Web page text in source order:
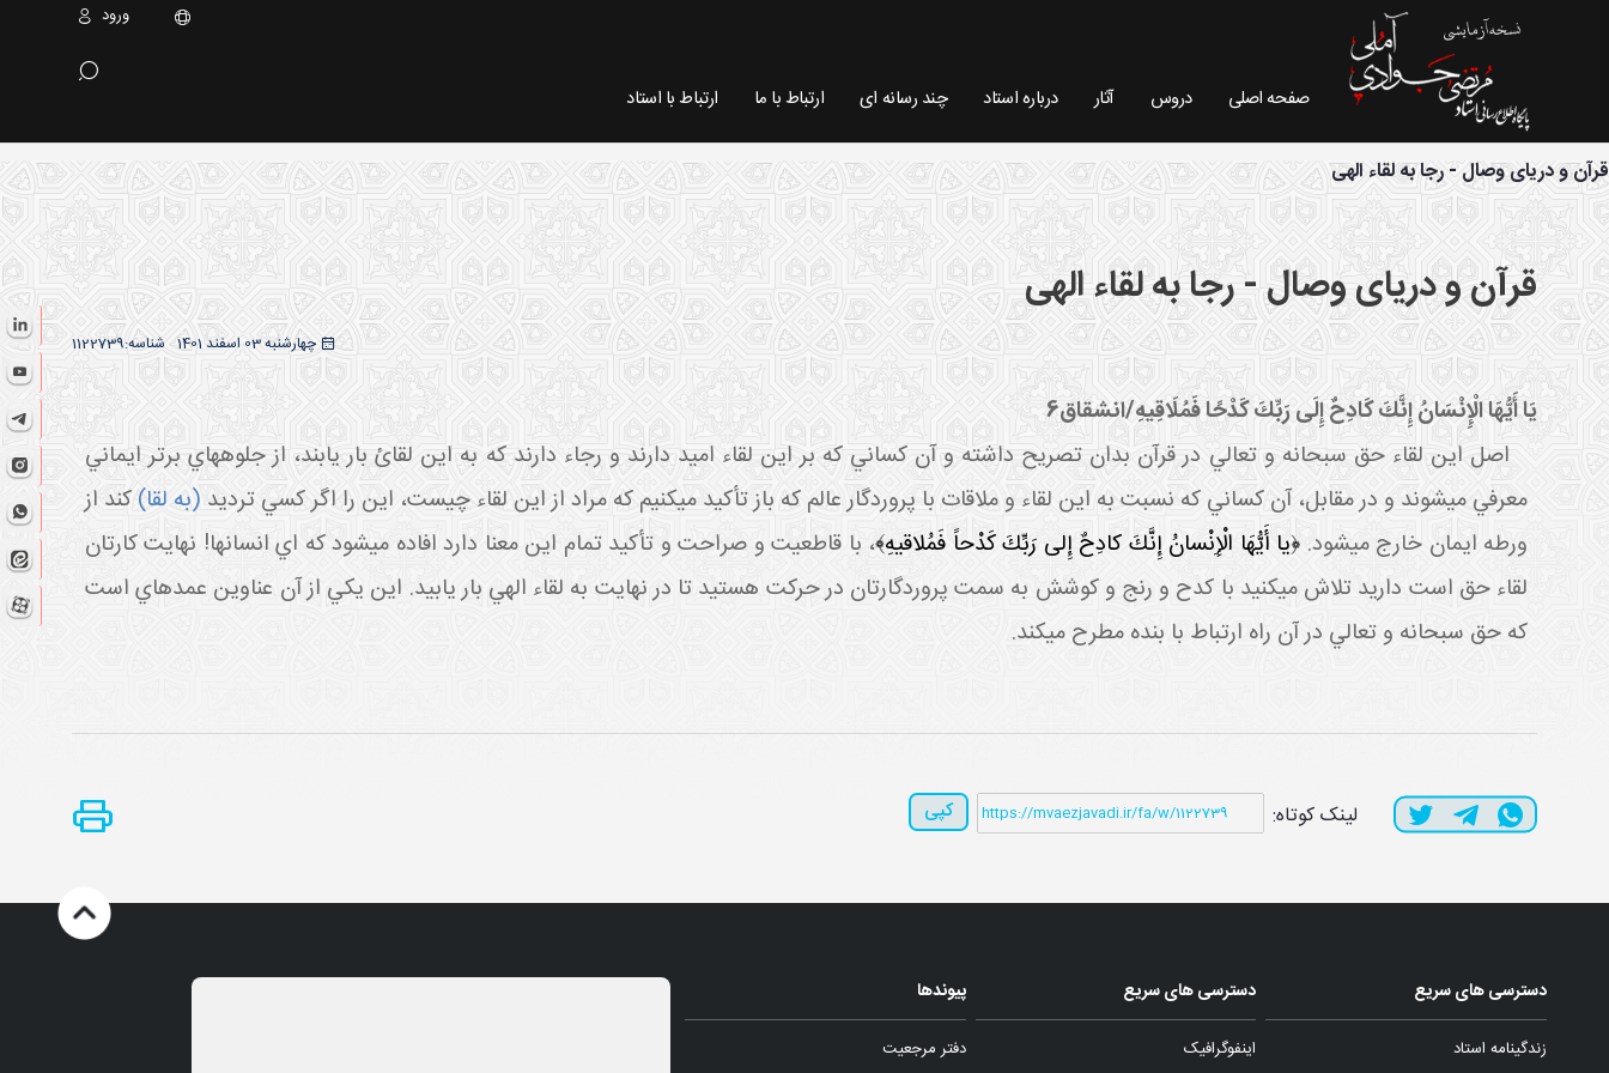
ورود
صفحه اصلی دروس آثار درباره استاد چند رسانه ای ارتباط با ما ارتباط با استاد
فیش موضوعی - سایت استاد مرتضی جوادی آملی
قرآن و دریای وصال - رجا به لقاء الهی
قرآن و دریای وصال - رجا به لقاء الهی
چهارشنبه 03 اسفند 1401 1122739شناسه:
يَا أَيُّهَا الْإِنْسَانُ إِنَّكَ كَادِحٌ إِلَى رَبِّكَ كَدْحًا فَمُلَاقِيهِ/انشقاق6
اصل اين لقاء حق سبحانه و تعالي در قرآن بدان تصريح داشته و آن کساني که بر اين لقاء اميد دارند و رجاء دارند که به اين لقائ بار يابند، از جلوه هاي برتر ايماني
معرفي مي شوند و در مقابل، آن کساني که نسبت به اين لقاء و ملاقات با پروردگار عالم که باز تأکيد مي کنيم که مراد از اين لقاء چيست، اين را اگر کسي ترديد (به لقا) کند از
ورطه ايمان خارج مي شود. ﴿يا أَيُّهَا الْإِنْسانُ إِنَّكَ كادِحٌ إِلى‏ رَبِّكَ كَدْحاً فَمُلاقيهِ﴾، با قاطعيت و صراحت و تأکيد تمام اين معنا دارد افاده مي شود که اي انسان ها! نهايت کارتان
لقاء حق است داريد تلاش مي کنيد با کدح و رنج و کوشش به سمت پروردگارتان در حرکت هستيد تا در نهايت به لقاء الهي بار يابيد. اين يکي از آن عناوين عمده اي است
که حق سبحانه و تعالي در آن راه ارتباط با بنده مطرح مي کند.
لینک کوتاه: کپی
دسترسی های سریع
زندگینامه استاد
دسترسی های سریع
اینفوگرافیک
پیوندها
دفتر مرجعیت